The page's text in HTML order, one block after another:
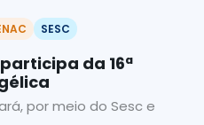
SESC
da 16ª
por meio do Sesc e